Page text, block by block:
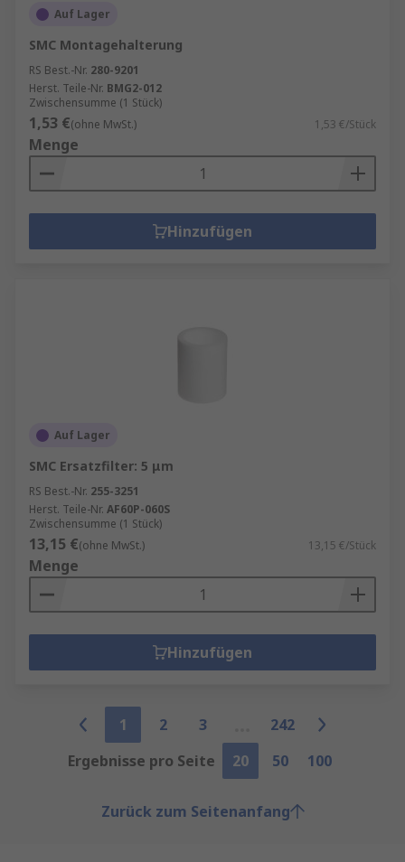
Auf Lager
SMC Montagehalterung
RS Best.-Nr. 280-9201
Herst. Teile-Nr. BMG2-012
Zwischensumme (1 Stück)
1,53 €(ohne MwSt.) 1,53 €/Stück
Menge
Hinzufügen
Auf Lager
SMC Ersatzfilter: 5 μm
RS Best.-Nr. 255-3251
Herst. Teile-Nr. AF60P-060S
Zwischensumme (1 Stück)
13,15 €(ohne MwSt.) 13,15 €/Stück
Menge
Hinzufügen
1 2 3
242
Ergebnisse pro Seite
20 50 100
Zurück zum Seitenanfang